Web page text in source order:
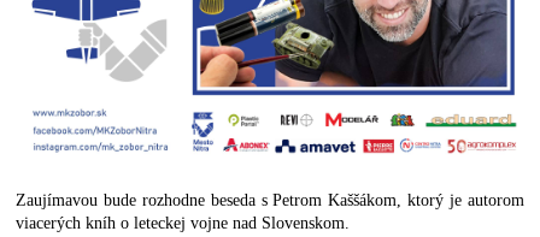
Zaujímavou bude rozhodne beseda s Petrom Kaššákom, ktorý je autorom
viacerých kníh o leteckej vojne nad Slovenskom.